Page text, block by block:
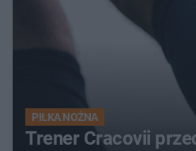
PIŁKA NOŻNA
Trener Cracovii